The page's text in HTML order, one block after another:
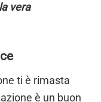
vera
ti è rimasta
è un buon